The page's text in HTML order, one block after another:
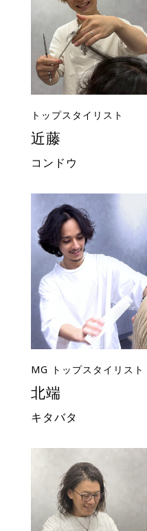
トップスタイリスト
近藤
コンドウ
MG トップスタイリスト
北端
キタバタ